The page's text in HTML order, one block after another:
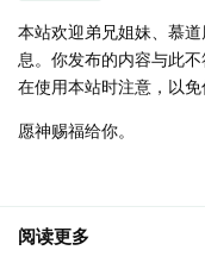
本站欢迎弟兄姐妹、慕
息。你发布的内容与此
在使用本站时注意，以免
愿神赐福给你。
阅读更多